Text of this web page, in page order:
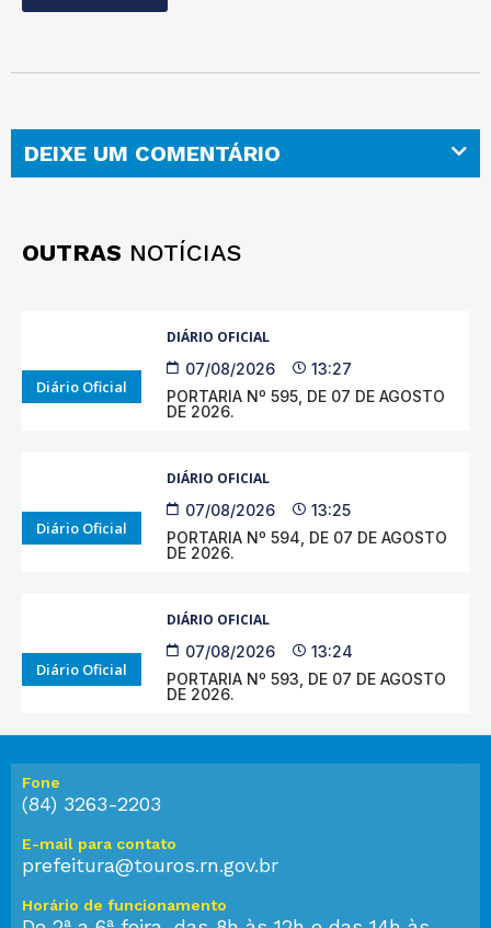
DEIXE UM COMENTÁRIO
OUTRAS NOTÍCIAS
Diário Oficial
DIÁRIO OFICIAL
07/08/2026
13:27
PORTARIA Nº 595, DE 07 DE AGOSTO
DE 2026.
Diário Oficial
DIÁRIO OFICIAL
07/08/2026
13:25
PORTARIA Nº 594, DE 07 DE AGOSTO
DE 2026.
Diário Oficial
DIÁRIO OFICIAL
07/08/2026
13:24
PORTARIA Nº 593, DE 07 DE AGOSTO
DE 2026.
Fone
(84) 3263-2203
E-mail para contato
prefeitura@touros.rn.gov.br
Horário de funcionamento